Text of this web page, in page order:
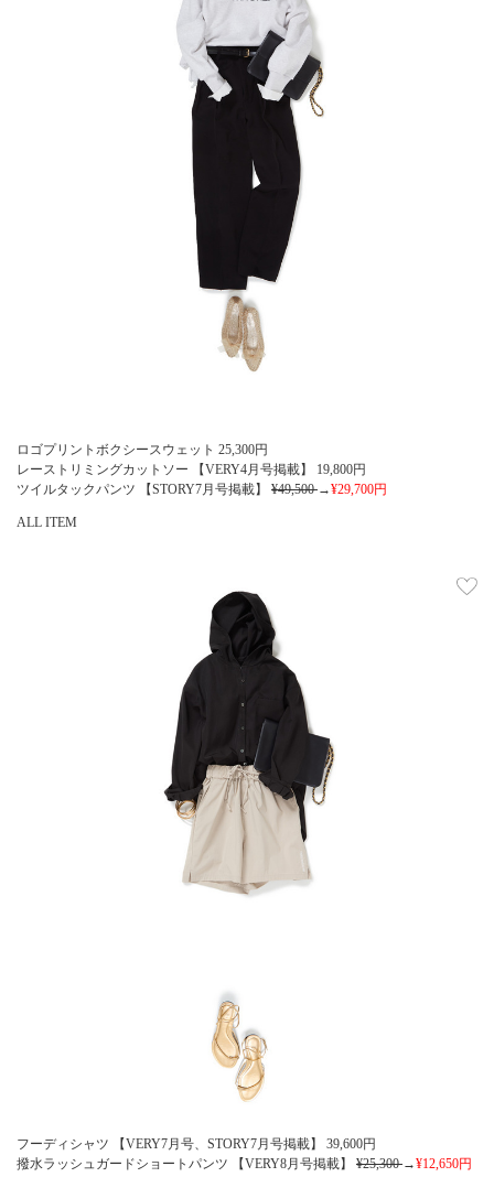
ロゴプリントボクシースウェット 25,300円
レーストリミングカットソー 【VERY4月号掲載】 19,800円
ツイルタックパンツ 【STORY7月号掲載】 ¥49,500→¥29,700円
ALL ITEM
フーディシャツ 【VERY7月号、STORY7月号掲載】 39,600円
撥水ラッシュガードショートパンツ 【VERY8月号掲載】 ¥25,300→¥12,650円